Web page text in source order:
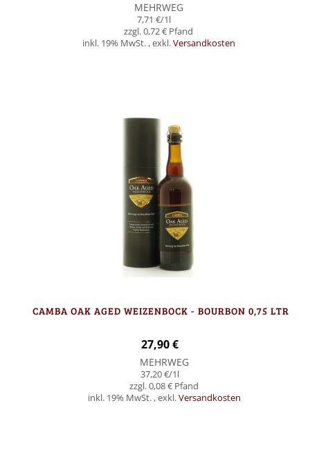
MEHRWEG
7,71 €/1l
0,72 €
inkl. 19% MwSt. ,exkl.Versandkosten
CAMBA OAK AGED WEIZENBOCK - BOURBON 0,75 LTR
27,90 €
MEHRWEG
37,20 €/1l
0,08 €
inkl. 19% MwSt. ,exkl.Versandkosten